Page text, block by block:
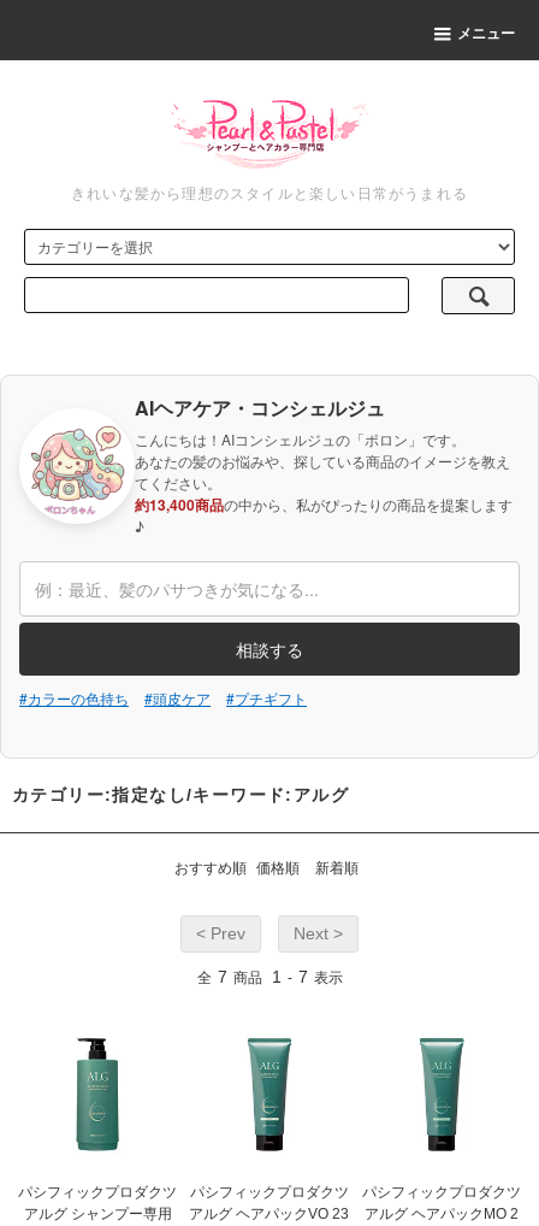
メニュー
きれいな髪から理想のスタイルと楽しい日常がうまれる
AIヘアケア・コンシェルジュ
こんにちは！AIコンシェルジュの「ポロン」です。
あなたの髪のお悩みや、探している商品のイメージを教え
てください。
約13,400商品の中から、私がぴったりの商品を提案します
♪
相談する
#カラーの色持ち #頭皮ケア #プチギフト
カテゴリー:指定なし/キーワード:アルグ
おすすめ順 価格順 新着順
< Prev Next >
全 7 商品 1 - 7 表示
パシフィックプロダクツ
アルグ シャンプー専用
パシフィックプロダクツ
アルグ ヘアパックVO 23
パシフィックプロダクツ
アルグ ヘアパックMO 2